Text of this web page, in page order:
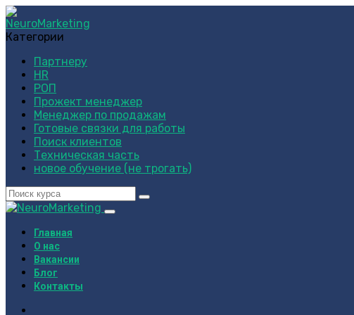
Категории
Партнеру
HR
РОП
Прожект менеджер
Менеджер по продажам
Готовые связки для работы
Поиск клиентов
Техническая часть
новое обучение (не трогать)
Главная
О нас
Вакансии
Блог
Контакты